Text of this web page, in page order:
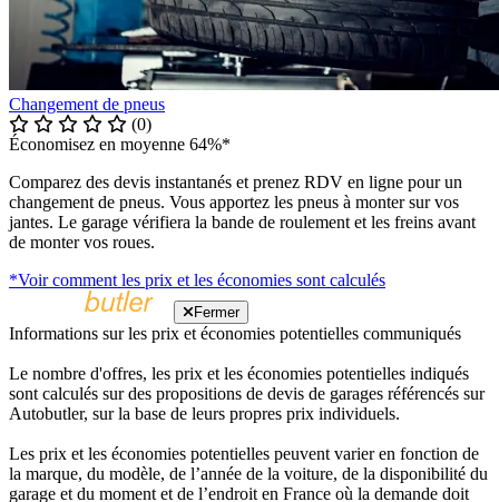
Changement de pneus
(0)
Économisez en moyenne 64%*
Comparez des devis instantanés et prenez RDV en ligne pour un
changement de pneus. Vous apportez les pneus à monter sur vos
jantes. Le garage vérifiera la bande de roulement et les freins avant
de monter vos roues.
*Voir comment les prix et les économies sont calculés
Fermer
Informations sur les prix et économies potentielles communiqués
Le nombre d'offres, les prix et les économies potentielles indiqués
sont calculés sur des propositions de devis de garages référencés sur
Autobutler, sur la base de leurs propres prix individuels.
Les prix et les économies potentielles peuvent varier en fonction de
la marque, du modèle, de l’année de la voiture, de la disponibilité du
garage et du moment et de l’endroit en France où la demande doit